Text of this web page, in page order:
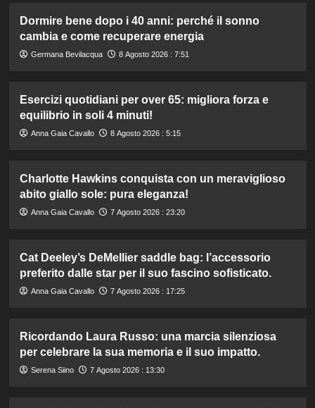
Dormire bene dopo i 40 anni: perché il sonno
cambia e come recuperare energia
Germana Bevilacqua 8 Agosto 2026 : 7:51
Esercizi quotidiani per over 65: migliora forza e
equilibrio in soli 4 minuti!
Anna Gaia Cavallo 8 Agosto 2026 : 5:15
Charlotte Hawkins conquista con un meraviglioso
abito giallo sole: pura eleganza!
Anna Gaia Cavallo 7 Agosto 2026 : 23:20
Cat Deeley’s DeMellier saddle bag: l’accessorio
preferito dalle star per il suo fascino sofisticato.
Anna Gaia Cavallo 7 Agosto 2026 : 17:25
Ricordando Laura Russo: una marcia silenziosa
per celebrare la sua memoria e il suo impatto.
Serena Siino 7 Agosto 2026 : 13:30